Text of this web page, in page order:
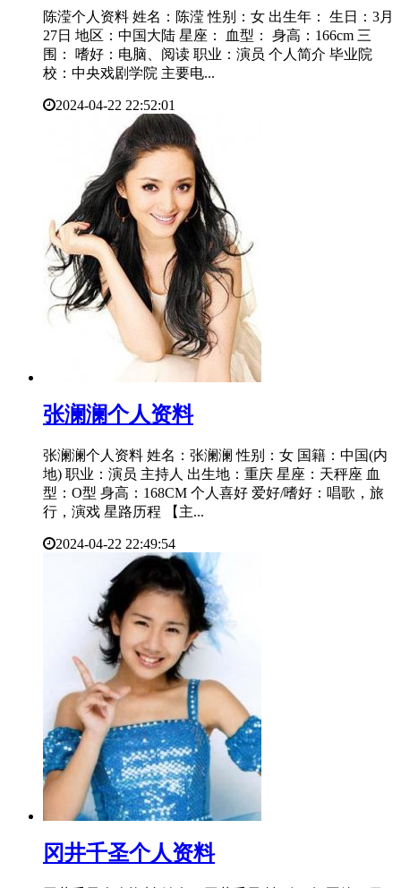
陈滢个人资料 姓名：陈滢 性别：女 出生年： 生日：3月
27日 地区：中国大陆 星座： 血型： 身高：166cm 三
围： 嗜好：电脑、阅读 职业：演员 个人简介 毕业院
校：中央戏剧学院 主要电...
2024-04-22 22:52:01
​张澜澜个人资料
张澜澜个人资料 姓名：张澜澜 性别：女 国籍：中国(内
地) 职业：演员 主持人 出生地：重庆 星座：天秤座 血
型：O型 身高：168CM 个人喜好 爱好/嗜好：唱歌，旅
行，演戏 星路历程 【主...
2024-04-22 22:49:54
​冈井千圣个人资料